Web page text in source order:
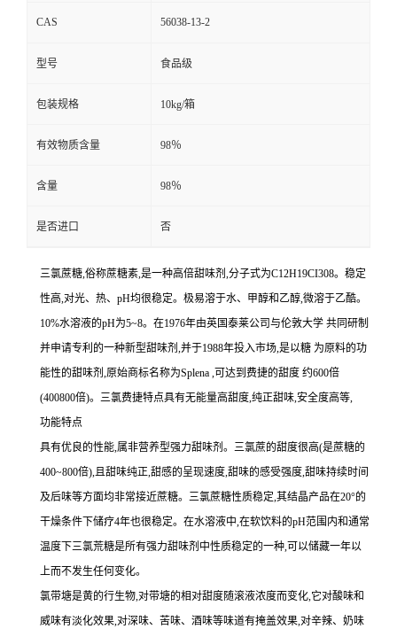
CAS 56038-13-2
型号 食品级
包装规格 10kg/箱
有效物质含量 98％
含量 98％
是否进口 否
三氯蔗糖,俗称蔗糖素,是一种高倍甜味剂,分子式为C12H19CI308。稳定
性高,对光、热、pH均很稳定。极易溶于水、甲醇和乙醇,微溶于乙酷。
10%水溶液的pH为5~8。在1976年由英国泰莱公司与伦敦大学 共同研制
并申请专利的一种新型甜味剂,并于1988年投入市场,是以糖 为原料的功
能性的甜味剂,原始商标名称为Splena ,可达到费捷的甜度 约600倍
(400800倍)。三氯费捷特点具有无能量高甜度,纯正甜味,安全度高等,
功能特点
具有优良的性能,属非营养型强力甜味剂。三氯蔗的甜度很高(是蔗糖的
400~800倍),且甜味纯正,甜感的呈现速度,甜味的感受强度,甜味持续时间
及后味等方面均非常接近蔗糖。三氯蔗糖性质稳定,其结晶产品在20°的
干燥条件下储疗4年也很稳定。在水溶液中,在软饮料的pH范围内和通常
温度下三氯荒糖是所有强力甜味剂中性质稳定的一种,可以储藏一年以
上而不发生任何变化。
氯带塘是黄的行生物,对带塘的相对甜度随滚液浓度而变化,它对酸味和
威味有淡化效果,对深味、苦味、酒味等味道有掩盖效果,对辛辣、奶味